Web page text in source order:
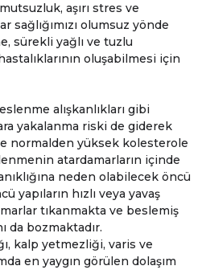
aşırı stres ve
sağlığımızı olumsuz yönde
sürekli yağlı ve tuzlu
oluşabilmesi için
alışkanlıkları gibi
yakalanma riski de giderek
normalden yüksek kolesterole
atardamarların içinde
neden olabilecek öncü
yapıların hızlı veya yavaş
tıkanmakta ve beslemiş
da bozmaktadır.
kalp yetmezliği, varis ve
en yaygın görülen dolaşım